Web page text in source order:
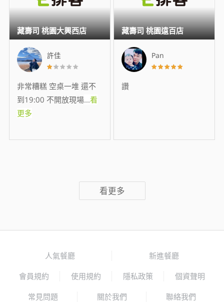
許佳
非常糟糕 空桌一堆 還不
到19:00 不開放現場...看
更多
藏壽司 桃園大興西店
Pan
讚
藏壽司 桃園遠百店
看更多
人氣餐廳 新進餐廳
會員規約 使用規約 隱私政策 個資聲明
常見問題 關於我們 聯絡我們